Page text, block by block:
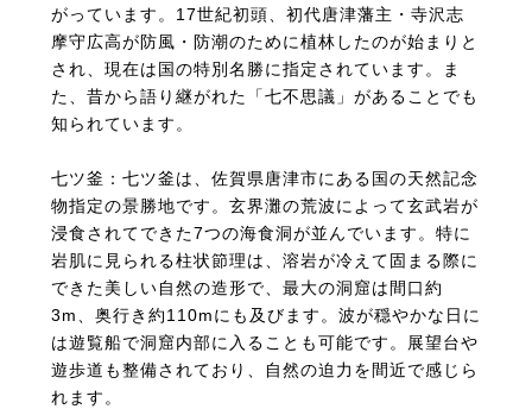
がっています。17世紀初頭、初代唐津藩主・寺沢志
摩守広高が防風・防潮のために植林したのが始まりと
され、現在は国の特別名勝に指定されています。ま
た、昔から語り継がれた「七不思議」があることでも
知られています。
七ツ釜：七ツ釜は、佐賀県唐津市にある国の天然記念
物指定の景勝地です。玄界灘の荒波によって玄武岩が
浸食されてできた7つの海食洞が並んでいます。特に
岩肌に見られる柱状節理は、溶岩が冷えて固まる際に
できた美しい自然の造形で、最大の洞窟は間口約
3m、奥行き約110mにも及びます。波が穏やかな日に
は遊覧船で洞窟内部に入ることも可能です。展望台や
遊歩道も整備されており、自然の迫力を間近で感じら
れます。